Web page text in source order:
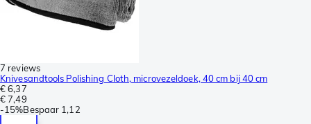
7 reviews
Knivesandtools Polishing Cloth, microvezeldoek, 40 cm bij 40 cm
€ 6,37
€ 7,49
-15%Bespaar 1,12